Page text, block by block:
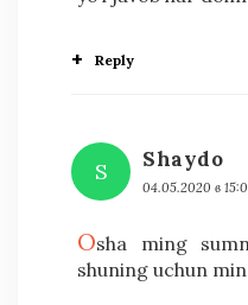
Reply
S Shaydo
04.05.2020 в
Osha ming
shuning uchun